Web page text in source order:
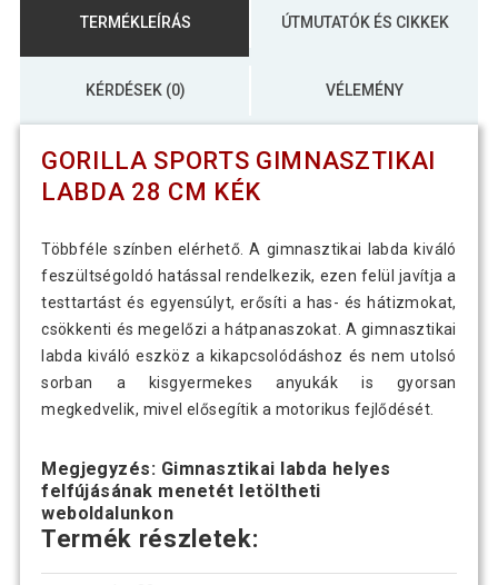
TERMÉKLEÍRÁS ÚTMUTATÓK ÉS CIKKEK
KÉRDÉSEK (0) VÉLEMÉNY
GORILLA SPORTS GIMNASZTIKAI
LABDA 28 CM KÉK
Többféle színben elérhető. A gimnasztikai labda kiváló
feszültségoldó hatással rendelkezik, ezen felül javítja a
testtartást és egyensúlyt, erősíti a has- és hátizmokat,
csökkenti és megelőzi a hátpanaszokat. A gimnasztikai
labda kiváló eszköz a kikapcsolódáshoz és nem utolsó
sorban a kisgyermekes anyukák is gyorsan
megkedvelik, mivel elősegítik a motorikus fejlődését.
Megjegyzés: Gimnasztikai labda helyes
felfújásának menetét letöltheti
weboldalunkon
Termék részletek: